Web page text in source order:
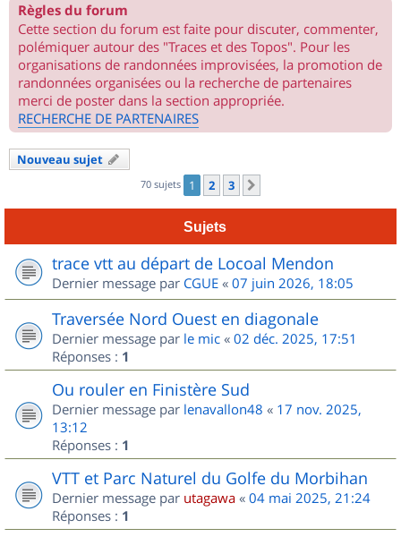
Règles du forum
Cette section du forum est faite pour discuter, commenter,
polémiquer autour des "Traces et des Topos". Pour les
organisations de randonnées improvisées, la promotion de
randonnées organisées ou la recherche de partenaires
merci de poster dans la section appropriée.
RECHERCHE DE PARTENAIRES
Nouveau sujet
70 sujets 1 2 3
Sujets
trace vtt au départ de Locoal Mendon
Dernier message par CGUE « 07 juin 2026, 18:05
Traversée Nord Ouest en diagonale
Dernier message par le mic « 02 déc. 2025, 17:51
Réponses : 1
Ou rouler en Finistère Sud
Dernier message par lenavallon48 « 17 nov. 2025,
13:12
Réponses : 1
VTT et Parc Naturel du Golfe du Morbihan
Dernier message par utagawa « 04 mai 2025, 21:24
Réponses : 1